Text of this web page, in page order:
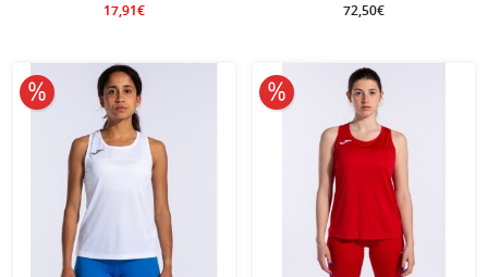
17,91€ 72,50€
10% reduziert 10% reduziert